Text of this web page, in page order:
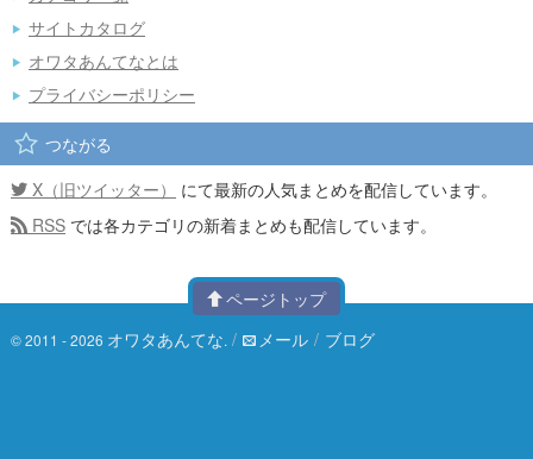
サイトカタログ
オワタあんてなとは
プライバシーポリシー
つながる
X（旧ツイッター）
にて最新の人気まとめを配信しています。
RSS では各カテゴリの新着まとめも配信しています。
ページトップ
© 2011 - 2026 オワタあんてな. / メール / ブログ